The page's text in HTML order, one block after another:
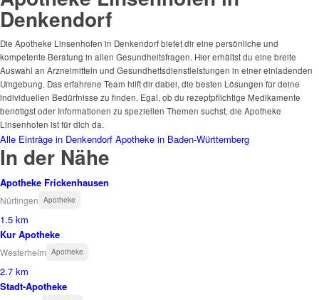
Denkendorf
Die Apotheke Linsenhofen in Denkendorf bietet dir eine persönliche und
kompetente Beratung in allen Gesundheitsfragen. Hier erhältst du eine breite
Auswahl an Arzneimitteln und Gesundheitsdienstleistungen in einer einladenden
Umgebung. Das erfahrene Team hilft dir dabei, die besten Lösungen für deine
individuellen Bedürfnisse zu finden. Egal, ob du rezeptpflichtige Medikamente
benötigst oder Informationen zu speziellen Themen suchst, die Apotheke
Linsenhofen ist für dich da.
Alle Einträge in Denkendorf Apotheke in Baden-Württemberg
In der Nähe
Apotheke Frickenhausen
Nürtingen Apotheke
1.5 km
Kur Apotheke
Westerheim Apotheke
2.7 km
Stadt-Apotheke